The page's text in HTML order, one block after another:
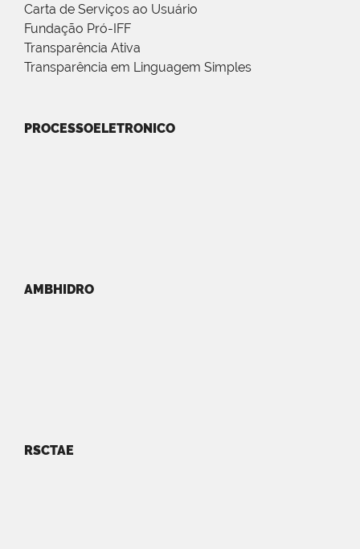
Carta de Serviços ao Usuário
Fundação Pró-IFF
Transparência Ativa
Transparência em Linguagem Simples
PROCESSOELETRONICO
AMBHIDRO
RSCTAE